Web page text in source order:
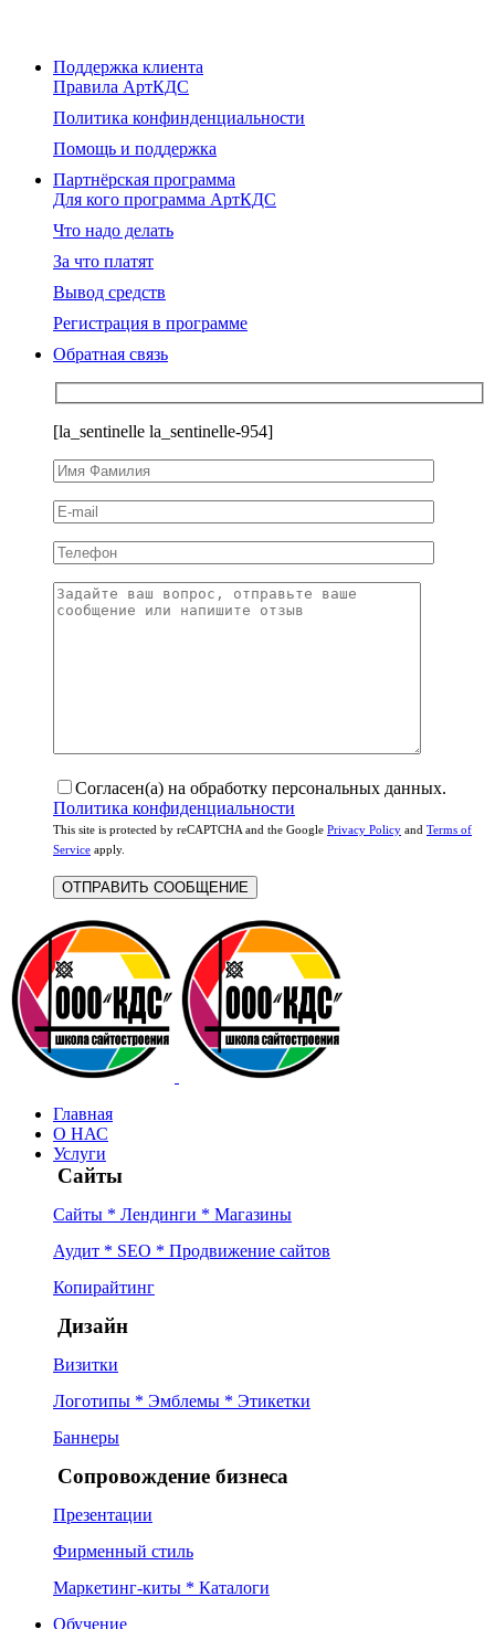
Поддержка клиента
Правила АртКДС
Политика конфинденциальности
Помощь и поддержка
Партнёрская программа
Для кого программа АртКДС
Что надо делать
За что платят
Вывод средств
Регистрация в программе
Обратная связь
[la_sentinelle la_sentinelle-954]
Согласен(а) на обработку персональных данных.
Политика конфиденциальности
This site is protected by reCAPTCHA and the Google Privacy Policy and Terms of
Service apply.
Главная
О НАС
Услуги
Сайты
Сайты * Лендинги * Магазины
Аудит * SEO * Продвижение сайтов
Копирайтинг
Дизайн
Визитки
Логотипы * Эмблемы * Этикетки
Баннеры
Сопровождение бизнеса
Презентации
Фирменный стиль
Маркетинг-киты * Каталоги
Обучение